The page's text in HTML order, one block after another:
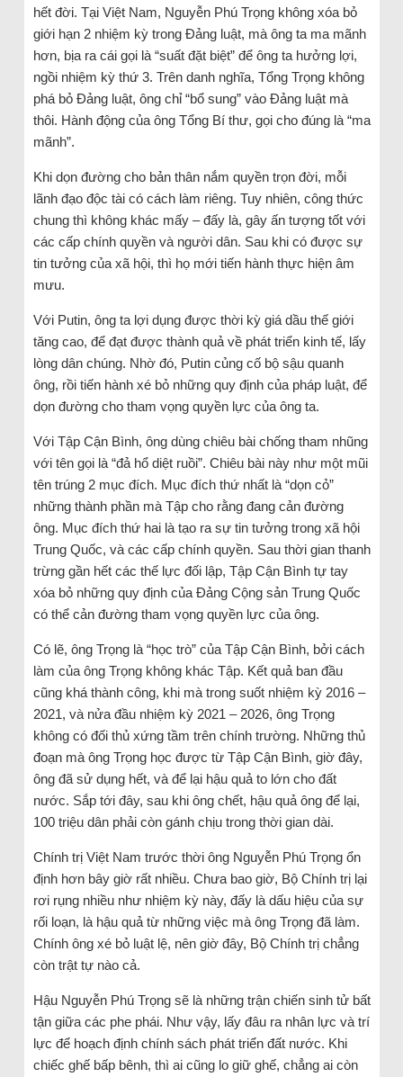
hết đời. Tại Việt Nam, Nguyễn Phú Trọng không xóa bỏ
giới hạn 2 nhiệm kỳ trong Đảng luật, mà ông ta ma mãnh
hơn, bịa ra cái gọi là “suất đặt biệt” để ông ta hưởng lợi,
ngồi nhiệm kỳ thứ 3. Trên danh nghĩa, Tổng Trọng không
phá bỏ Đảng luật, ông chỉ “bổ sung” vào Đảng luật mà
thôi. Hành động của ông Tổng Bí thư, gọi cho đúng là “ma
mãnh”.
Khi dọn đường cho bản thân nắm quyền trọn đời, mỗi
lãnh đạo độc tài có cách làm riêng. Tuy nhiên, công thức
chung thì không khác mấy – đấy là, gây ấn tượng tốt với
các cấp chính quyền và người dân. Sau khi có được sự
tin tưởng của xã hội, thì họ mới tiến hành thực hiện âm
mưu.
Với Putin, ông ta lợi dụng được thời kỳ giá dầu thế giới
tăng cao, để đạt được thành quả về phát triển kinh tế, lấy
lòng dân chúng. Nhờ đó, Putin củng cố bộ sậu quanh
ông, rồi tiến hành xé bỏ những quy định của pháp luật, để
dọn đường cho tham vọng quyền lực của ông ta.
Với Tập Cận Bình, ông dùng chiêu bài chống tham nhũng
với tên gọi là “đả hổ diệt ruồi”. Chiêu bài này như một mũi
tên trúng 2 mục đích. Mục đích thứ nhất là “dọn cỏ”
những thành phần mà Tập cho rằng đang cản đường
ông. Mục đích thứ hai là tạo ra sự tin tưởng trong xã hội
Trung Quốc, và các cấp chính quyền. Sau thời gian thanh
trừng gần hết các thế lực đối lập, Tập Cận Bình tự tay
xóa bỏ những quy định của Đảng Cộng sản Trung Quốc
có thể cản đường tham vọng quyền lực của ông.
Có lẽ, ông Trọng là “học trò” của Tập Cận Bình, bởi cách
làm của ông Trọng không khác Tập. Kết quả ban đầu
cũng khá thành công, khi mà trong suốt nhiệm kỳ 2016 –
2021, và nửa đầu nhiệm kỳ 2021 – 2026, ông Trọng
không có đối thủ xứng tầm trên chính trường. Những thủ
đoạn mà ông Trọng học được từ Tập Cận Bình, giờ đây,
ông đã sử dụng hết, và để lại hậu quả to lớn cho đất
nước. Sắp tới đây, sau khi ông chết, hậu quả ông để lại,
100 triệu dân phải còn gánh chịu trong thời gian dài.
Chính trị Việt Nam trước thời ông Nguyễn Phú Trọng ổn
định hơn bây giờ rất nhiều. Chưa bao giờ, Bộ Chính trị lại
rơi rụng nhiều như nhiệm kỳ này, đấy là dấu hiệu của sự
rối loạn, là hậu quả từ những việc mà ông Trọng đã làm.
Chính ông xé bỏ luật lệ, nên giờ đây, Bộ Chính trị chẳng
còn trật tự nào cả.
Hậu Nguyễn Phú Trọng sẽ là những trận chiến sinh tử bất
tận giữa các phe phái. Như vậy, lấy đâu ra nhân lực và trí
lực để hoạch định chính sách phát triển đất nước. Khi
chiếc ghế bấp bênh, thì ai cũng lo giữ ghế, chẳng ai còn